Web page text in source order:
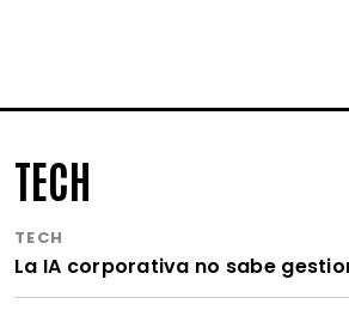
TECH
TECH
La IA corporativa no sabe